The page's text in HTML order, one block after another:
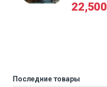
22,500
Последние товары